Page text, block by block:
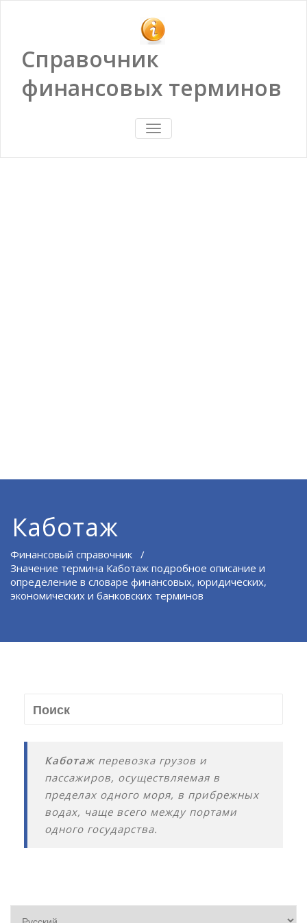
Справочник
финансовых терминов
ПОКАЗАТЬ/
СКРЫТЬ
Каботаж
Финансовый справочник /
Значение термина Каботаж подробное описание и
определение в словаре финансовых, юридических,
экономических и банковских терминов
Каботажперевозка грузов и
пассажиров, осуществляемая в
пределах одного моря, в прибрежных
водах, чаще всего между портами
одного государства.